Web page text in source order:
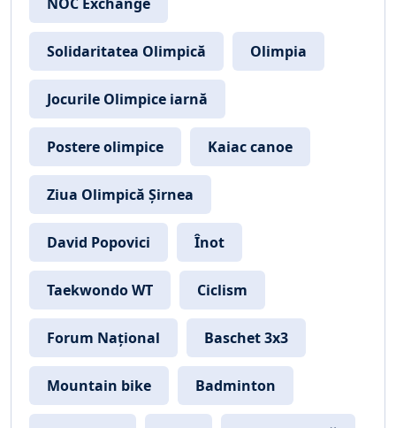
Solidaritatea Olimpică Olimpia
Jocurile Olimpice iarnă
Postere olimpice Kaiac canoe
Ziua Olimpică Șirnea
David Popovici Înot
Taekwondo WT Ciclism
Forum Național Baschet 3x3
Mountain bike Badminton